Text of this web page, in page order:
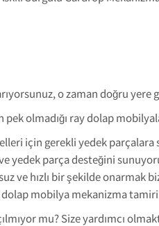
o zaman doğru yere
olmadığı ray dolap
için gerekli yedek parçalara
yedek parça desteğini
ve hızlı bir şekilde onarmak
mobilya mekanizma
mu? Size yardımcı